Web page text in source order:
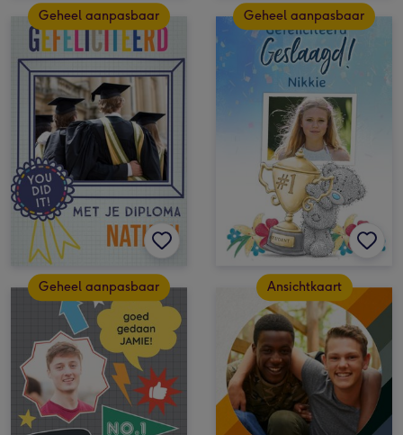
Geheel aanpasbaar Geheel aanpasbaar
Geheel aanpasbaar Ansichtkaart